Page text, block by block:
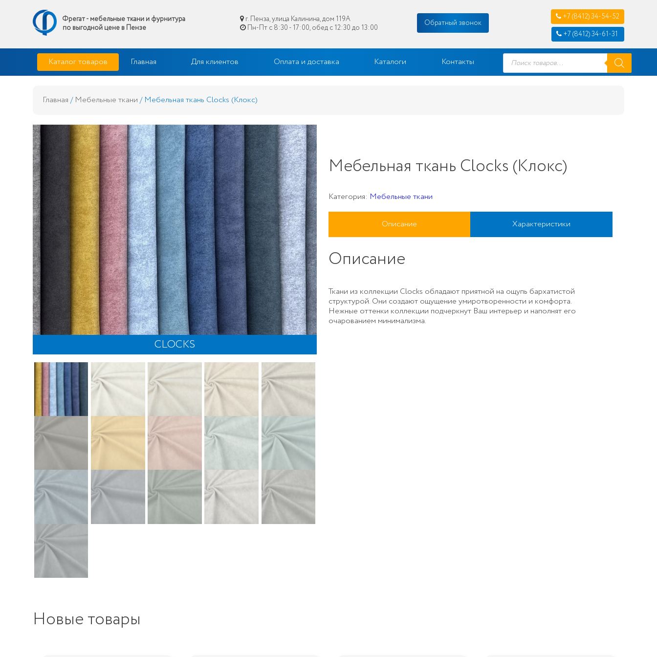
Фрегат - мебельные ткани и фурнитура
по выгодной цене в Пензе
г. Пенза, улица Калинина, дом 119А
Пн-Пт с 8:30 - 17:00, обед с 12:30 до 13:00
Обратный звонок
+7 (8412) 34-54-52
+7 (8412) 34-61-31
Фрегат — мебельные ткани и фурнитура купить по выгодной цене в Пензе
Каталог товаров Главная Для клиентов Оплата и доставка Каталоги Контакты Поиск
товаров
Главная / Мебельные ткани / Мебельная ткань Clocks (Клокс)
CLOCKS
Мебельная ткань Clocks (Клокс)
Категория: Мебельные ткани
Описание Характеристики
Описание
Ткани из коллекции Clocks обладают приятной на ощупь бархатистой
структурой. Они создают ощущение умиротворенности и комфорта.
Нежные оттенки коллекции подчеркнут Ваш интерьер и наполнят его
очарованием минимализма.
Новые товары